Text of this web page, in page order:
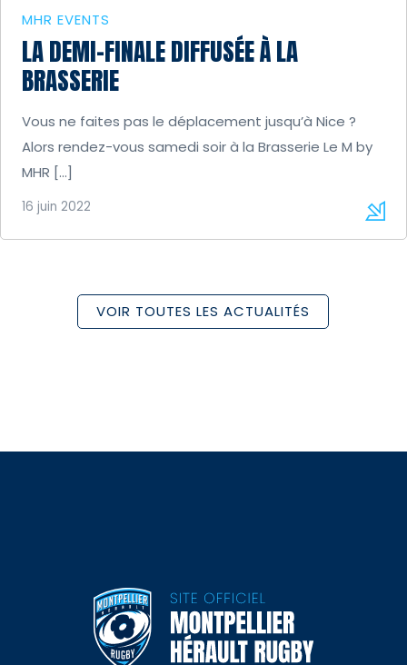
MHR EVENTS
LA DEMI-FINALE DIFFUSÉE À LA
BRASSERIE
Vous ne faites pas le déplacement jusqu’à Nice ?
Alors rendez-vous samedi soir à la Brasserie Le M by
MHR […]
16 juin 2022
VOIR TOUTES LES ACTUALITÉS